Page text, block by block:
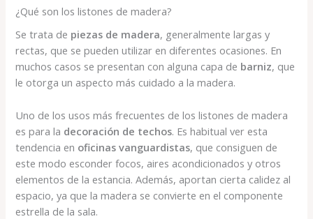
¿Qué son los listones de madera?
Se trata de piezas de madera, generalmente largas y
rectas, que se pueden utilizar en diferentes ocasiones. En
muchos casos se presentan con alguna capa de barniz, que
le otorga un aspecto más cuidado a la madera.
Uno de los usos más frecuentes de los listones de madera
es para la decoración de techos. Es habitual ver esta
tendencia en oficinas vanguardistas, que consiguen de
este modo esconder focos, aires acondicionados y otros
elementos de la estancia. Además, aportan cierta calidez al
espacio, ya que la madera se convierte en el componente
estrella de la sala.